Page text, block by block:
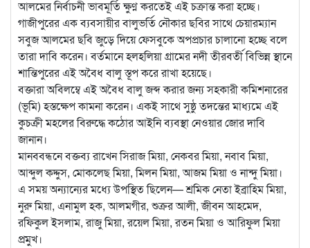
আলমের নির্বাচনী ভাবমূর্তি ক্ষুণ্ন করতেই এই চক্রান্ত করা হচ্ছে।
গাজীপুরের এক ব্যবসায়ীর বালুভর্তি নৌকার ছবির সাথে চেয়ারম্যান
সবুজ আলমের ছবি জুড়ে দিয়ে ফেসবুকে অপপ্রচার চালানো হচ্ছে বলে
তারা দাবি করেন। বর্তমানে হলহলিয়া গ্রামের নদী তীরবর্তী বিভিন্ন স্থানে
শান্তিপুরের এই অবৈধ বালু স্তূপ করে রাখা হয়েছে।
বক্তারা অবিলম্বে এই অবৈধ বালু জব্দ করার জন্য সহকারী কমিশনারের
(ভূমি) হস্তক্ষেপ কামনা করেন। একই সাথে সুষ্ঠু তদন্তের মাধ্যমে এই
কুচক্রী মহলের বিরুদ্ধে কঠোর আইনি ব্যবস্থা নেওয়ার জোর দাবি
জানান।
মানববন্ধনে বক্তব্য রাখেন সিরাজ মিয়া, নেকবর মিয়া, নবাব মিয়া,
আব্দুল কদ্দুস, মোকলেছ মিয়া, মিলন মিয়া, আজম মিয়া ও নান্দু মিয়া।
এ সময় অন্যান্যের মধ্যে উপস্থিত ছিলেন— শ্রমিক নেতা ইব্রাহিম মিয়া,
নুরু মিয়া, এনামুল হক, আলমগীর, শুক্রর আলী, জীবন আহমেদ,
রফিকুল ইসলাম, রাজু মিয়া, রয়েল মিয়া, রতন মিয়া ও আরিফুল মিয়া
প্রমুখ।